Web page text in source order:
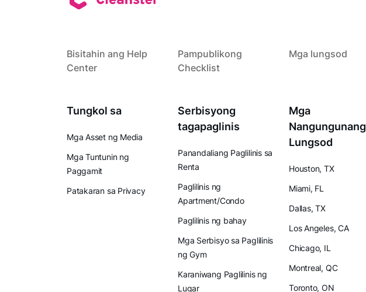
Bisitahin ang Help
Center
Pampublikong
Checklist
Mga lungsod
Tungkol sa
Mga Asset ng Media
Mga Tuntunin ng
Paggamit
Patakaran sa Privacy
Serbisyong
tagapaglinis
Panandaliang Paglilinis sa
Renta
Paglilinis ng
Apartment/Condo
Paglilinis ng bahay
Mga Serbisyo sa Paglilinis
ng Gym
Karaniwang Paglilinis ng
Lugar
Mga
Nangungunang
Lungsod
Houston, TX
Miami, FL
Dallas, TX
Los Angeles, CA
Chicago, IL
Montreal, QC
Toronto, ON